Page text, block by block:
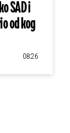
SAD i
od kog
08:26